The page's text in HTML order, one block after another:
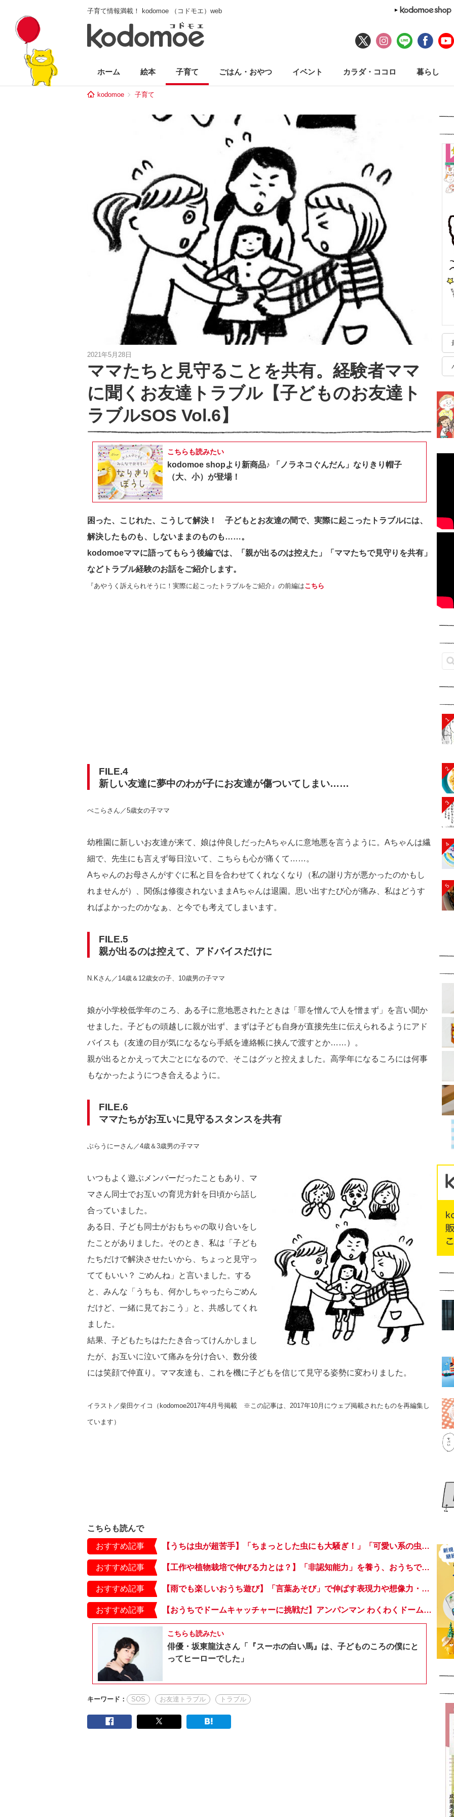
子育て情報満載！ kodomoe （コドモエ）web
ホーム 絵本 子育て ごはん・おやつ イベント カラダ・ココロ 暮らし
kodomoe 子育て
2021年5月28日
ママたちと見守ることを共有。経験者ママ
に聞くお友達トラブル【子どものお友達ト
ラブルSOS Vol.6】
こちらも読みたい
kodomoe shopより新商品♪ 「ノラネコぐんだん」なりきり帽子
（大、小）が登場！
困った、こじれた、こうして解決！ 子どもとお友達の間で、実際に起こったトラブルには、
解決したものも、しないままのものも……。
kodomoeママに語ってもらう後編では、「親が出るのは控えた」「ママたちで見守りを共有」
などトラブル経験のお話をご紹介します。
『あやうく訴えられそうに！実際に起こったトラブルをご紹介』の前編はこちら
FILE.4
新しい友達に夢中のわが子にお友達が傷ついてしまい……
ぺこらさん／5歳女の子ママ
幼稚園に新しいお友達が来て、娘は仲良しだったAちゃんに意地悪を言うように。Aちゃんは繊
細で、先生にも言えず毎日泣いて、こちらも心が痛くて……。
Aちゃんのお母さんがすぐに私と目を合わせてくれなくなり（私の謝り方が悪かったのかもし
れませんが）、関係は修復されないままAちゃんは退園。思い出すたび心が痛み、私はどうす
ればよかったのかなぁ、と今でも考えてしまいます。
FILE.5
親が出るのは控えて、アドバイスだけに
N.Kさん／14歳＆12歳女の子、10歳男の子ママ
娘が小学校低学年のころ、ある子に意地悪されたときは「罪を憎んで人を憎まず」を言い聞か
せました。子どもの頭越しに親が出ず、まずは子ども自身が直接先生に伝えられるようにアド
バイスも（友達の目が気になるなら手紙を連絡帳に挟んで渡すとか……）。
親が出るとかえって大ごとになるので、そこはグッと控えました。高学年になるころには何事
もなかったようにつき合えるように。
FILE.6
ママたちがお互いに見守るスタンスを共有
ぶらうにーさん／4歳＆3歳男の子ママ
いつもよく遊ぶメンバーだったこともあり、マ
マさん同士でお互いの育児方針を日頃から話し
合っていました。
ある日、子ども同士がおもちゃの取り合いをし
たことがありました。そのとき、私は「子ども
たちだけで解決させたいから、ちょっと見守っ
ててもいい？ ごめんね」と言いました。する
と、みんな「うちも、何かしちゃったらごめん
だけど、一緒に見ておこう」と、共感してくれ
ました。
結果、子どもたちはたたき合ってけんかしまし
たが、お互いに泣いて痛みを分け合い、数分後
には笑顔で仲直り。ママ友達も、これを機に子どもを信じて見守る姿勢に変わりました。
イラスト／柴田ケイコ（kodomoe2017年4月号掲載 ※この記事は、2017年10月にウェブ掲載されたものを再編集し
ています）
こちらも読んで
おすすめ記事 【うちは虫が超苦手】「ちまっとした虫にも大騒ぎ！」「可愛い系の虫……でも逃げる！」教えて！ みんなの虫ギライエピソード
おすすめ記事 【工作や植物栽培で伸びる力とは？】「非認知能力」を養う、おうちで楽しむ創作あそび・おうちあそび図鑑5
おすすめ記事 【雨でも楽しいおうち遊び】「言葉あそび」で伸ばす表現力や想像力・おうちあそび図鑑4
おすすめ記事 【おうちでドームキャッチャーに挑戦だ】アンパンマン わくわくドームキャッチャー
こちらも読みたい
俳優・坂東龍汰さん「『スーホの白い馬』は、子どものころの僕にと
ってヒーローでした」
キーワード： SOS お友達トラブル トラブル
1
2
3
4
5